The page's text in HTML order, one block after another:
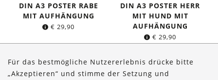
DIN A3 POSTER RABE
MIT AUFHÄNGUNG
€ 29,90
DIN A3 POSTER HERR
MIT HUND MIT
AUFHÄNGUNG
€ 29,90
Für das bestmögliche Nutzererlebnis drücke bitte
„Akzeptieren“ und stimme der Setzung und